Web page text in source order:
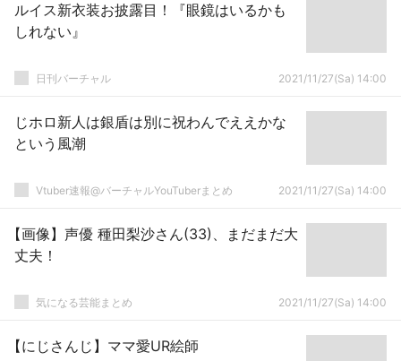
ルイス新衣装お披露目！『眼鏡はいるかも
しれない』
日刊バーチャル 2021/11/27(Sa) 14:00
じホロ新人は銀盾は別に祝わんでええかな
という風潮
Vtuber速報@バーチャルYouTuberまとめ 2021/11/27(Sa) 14:00
【画像】声優 種田梨沙さん(33)、まだまだ大
丈夫！
気になる芸能まとめ 2021/11/27(Sa) 14:00
【にじさんじ】ママ愛UR絵師